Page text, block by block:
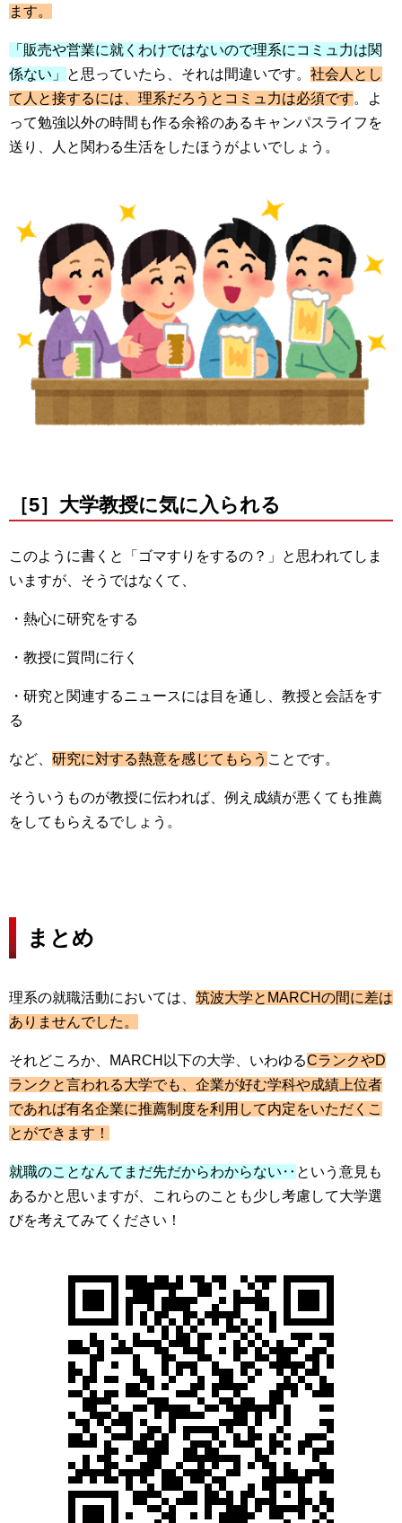
ます。
「販売や営業に就くわけではないので理系にコミュ力は関
係ない」
と思っていたら、それは間違いです。 社会人とし
て人と接するには、理系だろうとコミュ力は必須です。よ
って勉強以外の時間も作る余裕のあるキャンパスライフを
送り、人と関わる生活をしたほうがよいでしょう。
［5］大学教授に気に入られる
このように書くと「ゴマすりをするの？」と思われてしま
いますが、そうではなくて、
・熱心に研究をする
・教授に質問に行く
・研究と関連するニュースには目を通し、教授と会話をす
る
など、 研究に対する熱意を感じてもらう ことです。
そういうものが教授に伝われば、例え成績が悪くても推薦
をしてもらえるでしょう。
まとめ
理系の就職活動においては、 筑波大学とMARCHの間に差は
ありませんでした。
それどころか、MARCH以下の大学、いわゆるCランクやD
ランクと言われる大学でも、企業が好む学科や成績上位者
であれば有名企業に推薦制度を利用して内定をいただくこ
とができます！
就職のことなんてまだ先だからわからない‥ という意見も
あるかと思いますが、これらのことも少し考慮して大学選
びを考えてみてください！